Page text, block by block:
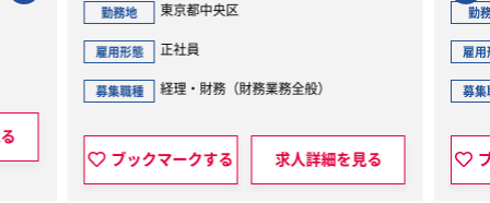
勤務地 東京都中央区
雇用形態 正社員
募集職種 経理・財務（財務業務全般）
ブックマークする 求人詳細を見る
勤
雇用
募集